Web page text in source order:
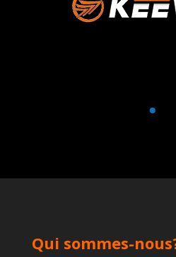
Qui sommes-